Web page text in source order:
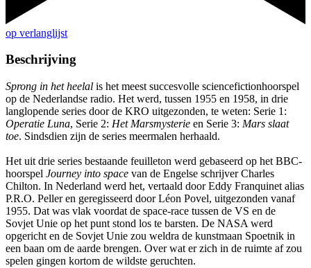
op verlanglijst
Beschrijving
Sprong in het heelal is het meest succesvolle sciencefictionhoorspel
op de Nederlandse radio. Het werd, tussen 1955 en 1958, in drie
langlopende series door de KRO uitgezonden, te weten: Serie 1:
Operatie Luna, Serie 2: Het Marsmysterie en Serie 3: Mars slaat
toe. Sindsdien zijn de series meermalen herhaald.
Het uit drie series bestaande feuilleton werd gebaseerd op het BBC-
hoorspel Journey into space van de Engelse schrijver Charles
Chilton. In Nederland werd het, vertaald door Eddy Franquinet alias
P.R.O. Peller en geregisseerd door Léon Povel, uitgezonden vanaf
1955. Dat was vlak voordat de space-race tussen de VS en de
Sovjet Unie op het punt stond los te barsten. De NASA werd
opgericht en de Sovjet Unie zou weldra de kunstmaan Spoetnik in
een baan om de aarde brengen. Over wat er zich in de ruimte af zou
spelen gingen kortom de wildste geruchten.